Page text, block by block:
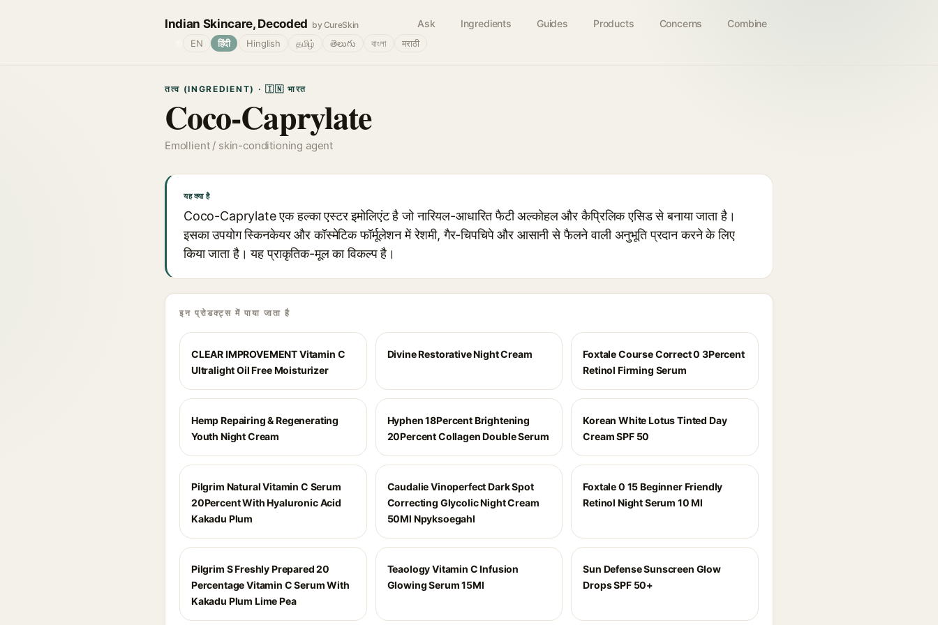
Indian Skincare, Decoded by CureSkin Ask Ingredients Guides Products Concerns Combine
EN हिंदी Hinglish தமிழ் తెలుగు বাংলা मराठी
तत्व (INGREDIENT) · 🇮🇳 भारत
Coco-Caprylate
Emollient / skin-conditioning agent
यह क्या है
Coco-Caprylate एक हल्का एस्टर इमोलिएंट है जो नारियल-आधारित फैटी अल्कोहल और कैप्रिलिक एसिड से बनाया जाता है।
इसका उपयोग स्किनकेयर और कॉस्मेटिक फॉर्मूलेशन में रेशमी, गैर-चिपचिपे और आसानी से फैलने वाली अनुभूति प्रदान करने के लिए
किया जाता है। यह प्राकृतिक-मूल का विकल्प है।
इन प्रोडक्ट्स में पाया जाता है
CLEAR IMPROVEMENT Vitamin C
Ultralight Oil Free Moisturizer
Divine Restorative Night Cream
Foxtale Course Correct 0 3Percent
Retinol Firming Serum
Hemp Repairing & Regenerating
Youth Night Cream
Hyphen 18Percent Brightening
20Percent Collagen Double Serum
Korean White Lotus Tinted Day
Cream SPF 50
Pilgrim Natural Vitamin C Serum
20Percent With Hyaluronic Acid
Kakadu Plum
Caudalie Vinoperfect Dark Spot
Correcting Glycolic Night Cream
50Ml Npyksoegahl
Foxtale 0 15 Beginner Friendly
Retinol Night Serum 10 Ml
Pilgrim S Freshly Prepared 20
Percentage Vitamin C Serum With
Kakadu Plum Lime Pea
Teaology Vitamin C Infusion
Glowing Serum 15Ml
Sun Defense Sunscreen Glow
Drops SPF 50+